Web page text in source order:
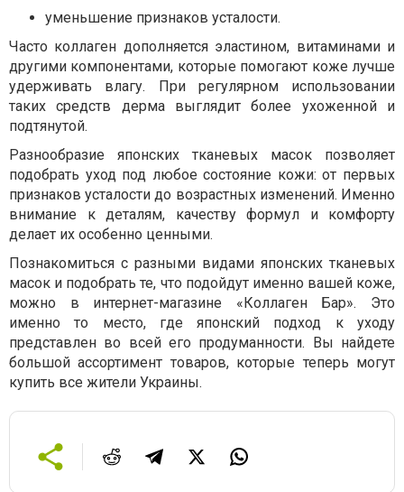
уменьшение признаков усталости.
Часто коллаген дополняется эластином, витаминами и
другими компонентами, которые помогают коже лучше
удерживать влагу. При регулярном использовании
таких средств дерма выглядит более ухоженной и
подтянутой.
Разнообразие японских тканевых масок позволяет
подобрать уход под любое состояние кожи: от первых
признаков усталости до возрастных изменений. Именно
внимание к деталям, качеству формул и комфорту
делает их особенно ценными.
Познакомиться с разными видами японских тканевых
масок и подобрать те, что подойдут именно вашей коже,
можно в интернет-магазине «Коллаген Бар». Это
именно то место, где японский подход к уходу
представлен во всей его продуманности. Вы найдете
большой ассортимент товаров, которые теперь могут
купить все жители Украины.